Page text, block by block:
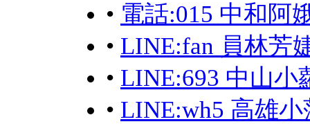
• 電話:015 中和阿
• LINE:fan 員林芳
• LINE:693 中山小
• LINE:wh5 高雄